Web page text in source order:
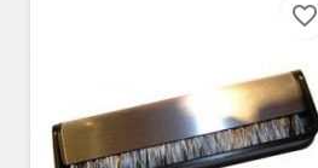
favorite_border